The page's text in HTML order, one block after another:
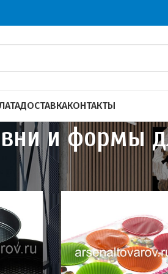
ДОСТАВКАКОНТАКТЫ
и формы
Противни и формы для выпечки